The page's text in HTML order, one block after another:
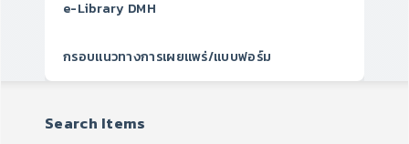
e-Library DMH
กรอบแนวทางการเผยแพร่/แบบฟอร์ม
Search Items